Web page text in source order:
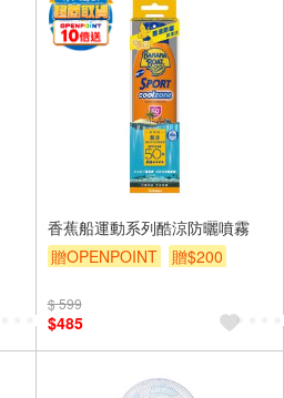
香蕉船運動系列酷涼防曬噴霧
贈OPENPOINT
贈$200
$ 599
$485